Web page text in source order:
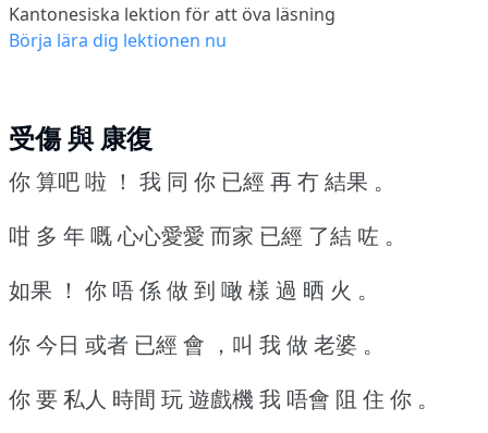
Kantonesiska lektion för att öva läsning
Börja lära dig lektionen nu
受傷 與 康復
你 算吧 啦 ！ 我 同 你 已經 再 冇 結果 。
咁 多 年 嘅 心心愛愛 而家 已經 了結 咗 。
如果 ！ 你 唔 係 做 到 噉 樣 過 晒 火 。
你 今日 或者 已經 會 ，叫 我 做 老婆 。
你 要 私人 時間 玩 遊戲機 我 唔會 阻 住 你 。